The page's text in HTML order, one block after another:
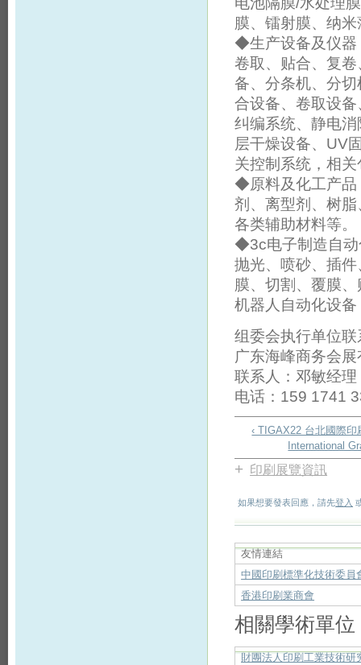
膜、镭射膜、纳
◆生产设备及仪器
卷取、贴合、复
备、分条机、分
合设备、卷取设
纠编系统、静电
层干燥设备、UV
关控制系统，相
◆原料及化工产品
剂、离型剂、树
各类辅助材料等。
◆3c电子制造自动
抛光、喷砂、插
膜、切割、覆膜
机器人自动化设备
组委会执行单位
广东海峰商务会
联系人：邓敏经
电话：159 1741
‹ TIGAX22 台北國際
International
+ 印刷展覽資訊
如果想要發表回應，請先登入
友情連結
中國印刷標準化技術委員
香港印刷業商會
相關學術單位
財團法人印刷工業技術研